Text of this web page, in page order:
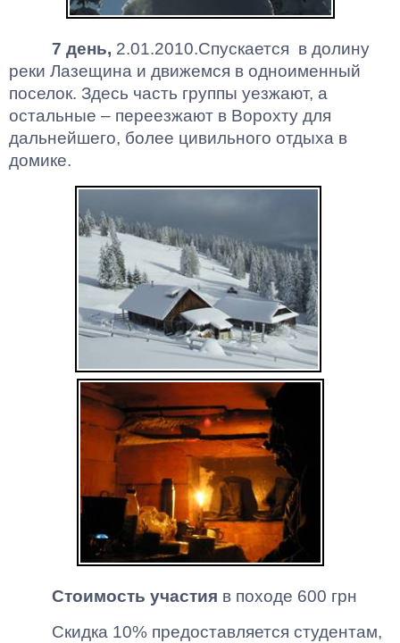
7 день, 2.01.2010.Спускается в долину
реки Лазещина и движемся в одноименный
поселок. Здесь часть группы уезжают, а
остальные – переезжают в Ворохту для
дальнейшего, более цивильного отдыха в
домике.
Стоимость участия в походе 600 грн
Скидка 10% предоставляется студентам,